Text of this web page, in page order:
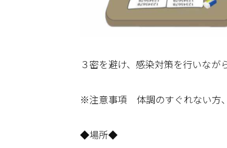
３密を避け、感染対策を行いなが
※注意事項 体調のすぐれない方
◆場所◆